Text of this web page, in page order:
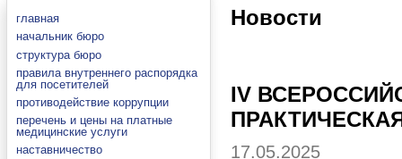
главная
начальник бюро
структура бюро
правила внутреннего распорядка
для посетителей
противодействие коррупции
перечень и цены на платные
медицинские услуги
наставничество
Новости
IV
17.05.2025